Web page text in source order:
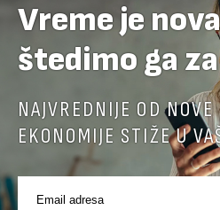
Vreme je
štedimo ga
NAJVREDNIJE OD NOVE
EKONOMIJE STIŽE U